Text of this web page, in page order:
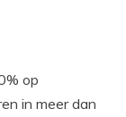
op
in meer dan